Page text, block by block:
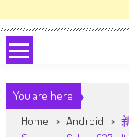
You are here
Home > Android >